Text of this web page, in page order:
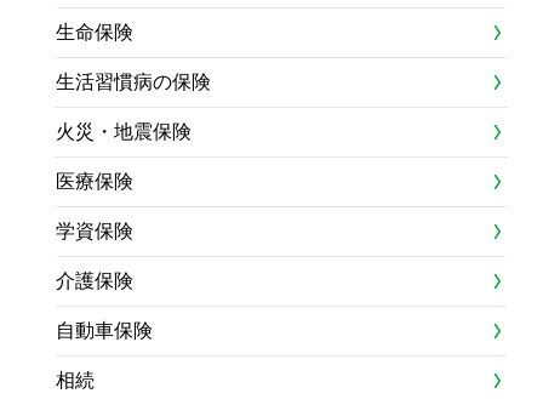
生命保険
生活習慣病の保険
火災・地震保険
医療保険
学資保険
介護保険
自動車保険
相続